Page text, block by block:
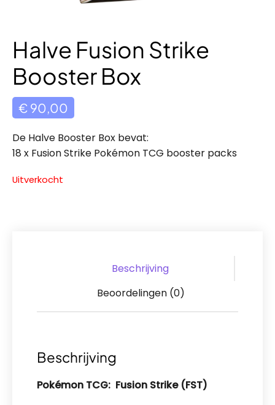
Halve Fusion Strike
Booster Box
€ 90,00
De Halve Booster Box bevat:
18 x Fusion Strike Pokémon TCG booster packs
Uitverkocht
Beschrijving
Beoordelingen (0)
Beschrijving
Pokémon TCG: Fusion Strike (FST)